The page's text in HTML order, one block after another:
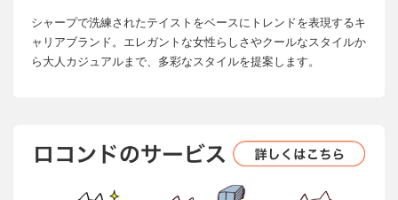
シャープで洗練されたテイストをベースにトレンドを表現するキ
ャリアブランド。エレガントな女性らしさやクールなスタイルか
ら大人カジュアルまで、多彩なスタイルを提案します。